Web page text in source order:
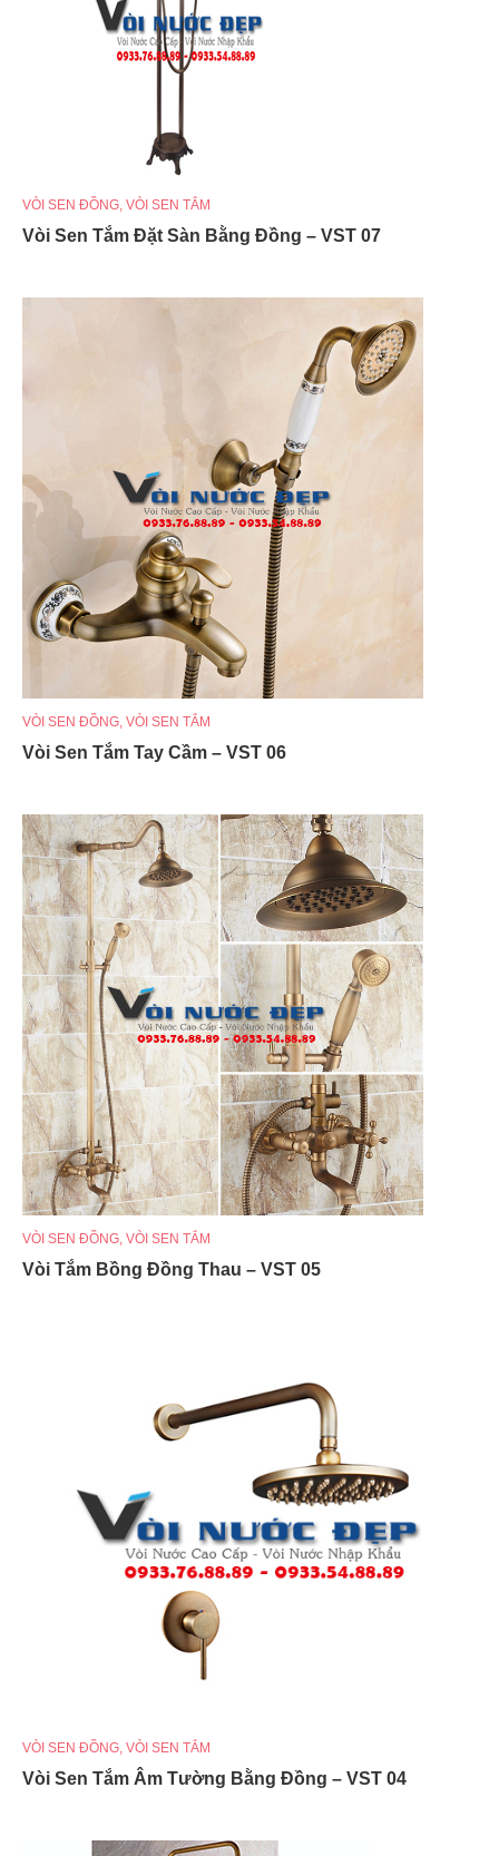
VÒI SEN ĐỒNG, VÒI SEN TẮM
Vòi Sen Tắm Đặt Sàn Bằng Đồng – VST 07
VÒI SEN ĐỒNG, VÒI SEN TẮM
Vòi Sen Tắm Tay Cầm – VST 06
VÒI SEN ĐỒNG, VÒI SEN TẮM
Vòi Tắm Bồng Đồng Thau – VST 05
VÒI SEN ĐỒNG, VÒI SEN TẮM
Vòi Sen Tắm Âm Tường Bằng Đồng – VST 04